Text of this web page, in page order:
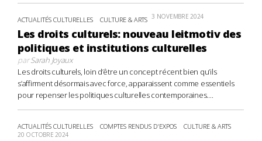
ACTUALITÉS CULTURELLES CULTURE & ARTS 3 NOVEMBRE 2024
Les droits culturels: nouveau leitmotiv des
politiques et institutions culturelles
parSarah Joyaux
Les droits culturels, loin d’être un concept récent bien qu’ils
s’affirment désormais avec force, apparaissent comme essentiels
pour repenser les politiques culturelles contemporaines....
ACTUALITÉS CULTURELLES COMPTES RENDUS D'EXPOS CULTURE & ARTS
20 OCTOBRE 2024